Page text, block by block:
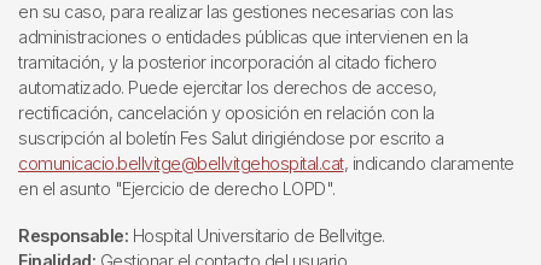
en su caso, para realizar las gestiones necesarias con las
administraciones o entidades públicas que intervienen en la
tramitación, y la posterior incorporación al citado fichero
automatizado. Puede ejercitar los derechos de acceso,
rectificación, cancelación y oposición en relación con la
suscripción al boletín Fes Salut dirigiéndose por escrito a
comunicacio.bellvitge@bellvitgehospital.cat, indicando claramente
en el asunto "Ejercicio de derecho LOPD".
Responsable: Hospital Universitario de Bellvitge.